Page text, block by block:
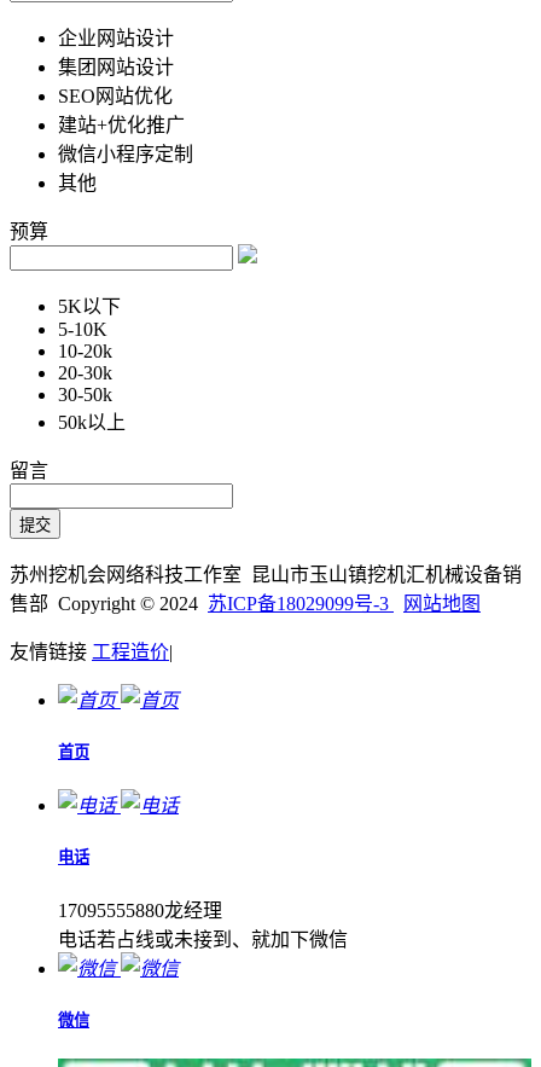
企业网站设计
集团网站设计
SEO网站优化
建站+优化推广
微信小程序定制
其他
预算
5K以下
5-10K
10-20k
20-30k
30-50k
50k以上
留言
苏州挖机会网络科技工作室 昆山市玉山镇挖机汇机械设备销
售部 Copyright © 2024 苏ICP备18029099号-3 网站地图
友情链接 工程造价|
首页
电话
17095555880龙经理
电话若占线或未接到、就加下微信
微信